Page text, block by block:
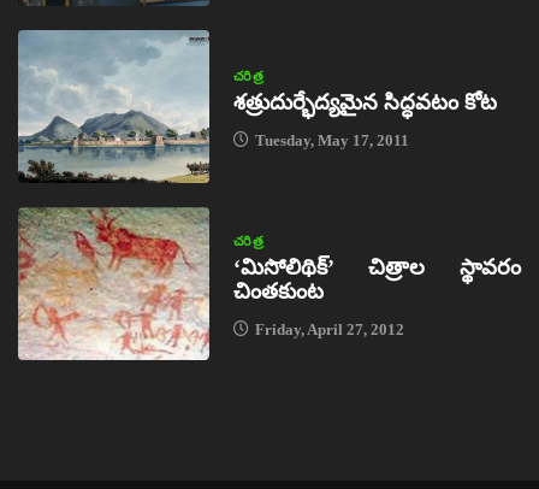
చరిత్ర
శత్రుదుర్భేద్యమైన సిద్ధవటం కోట
Tuesday, May 17, 2011
చరిత్ర
‘మిసోలిథిక్‌’ చిత్రాల స్థావరం
చింతకుంట
Friday, April 27, 2012